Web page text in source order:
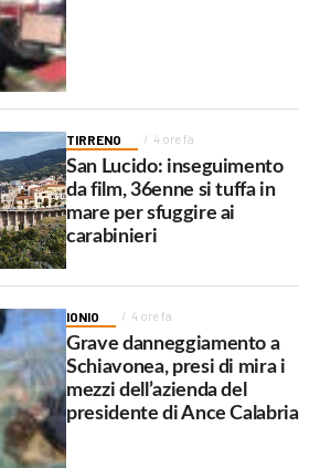
TIRRENO 4 ore fa
San Lucido: inseguimento
da film, 36enne si tuffa in
mare per sfuggire ai
carabinieri
IONIO 4 ore fa
Grave danneggiamento a
Schiavonea, presi di mira i
mezzi dell’azienda del
presidente di Ance Calabria